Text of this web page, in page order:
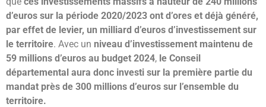
d’euros sur la période 2020/2023 ont d’ores et déjà généré,
par effet de levier, un milliard d’euros d’investissement sur
le territoire. Avec un niveau d’investissement maintenu de
59 millions d’euros au budget 2024, le Conseil
départemental aura donc investi sur la première partie du
mandat près de 300 millions d’euros sur l’ensemble du
territoire.